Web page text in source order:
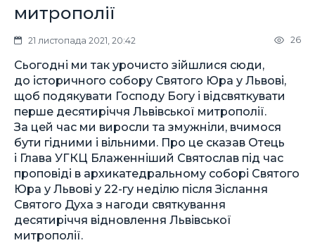
митрополії
21 листопада 2021, 20:42 26
Сьогодні ми так урочисто зійшлися сюди,
до історичного собору Cвятого Юра у Львові,
щоб подякувати Господу Богу і відсвяткувати
перше десятиріччя Львівської митрополії.
За цей час ми виросли та змужніли, вчимося
бути гідними і вільними. Про це сказав Отець
і Глава УГКЦ Блаженніший Святослав під час
проповіді в архикатедральному соборі Святого
Юра у Львові у 22-гу неділю після Зіслання
Святого Духа з нагоди святкування
десятиріччя відновлення Львівської
митрополії.